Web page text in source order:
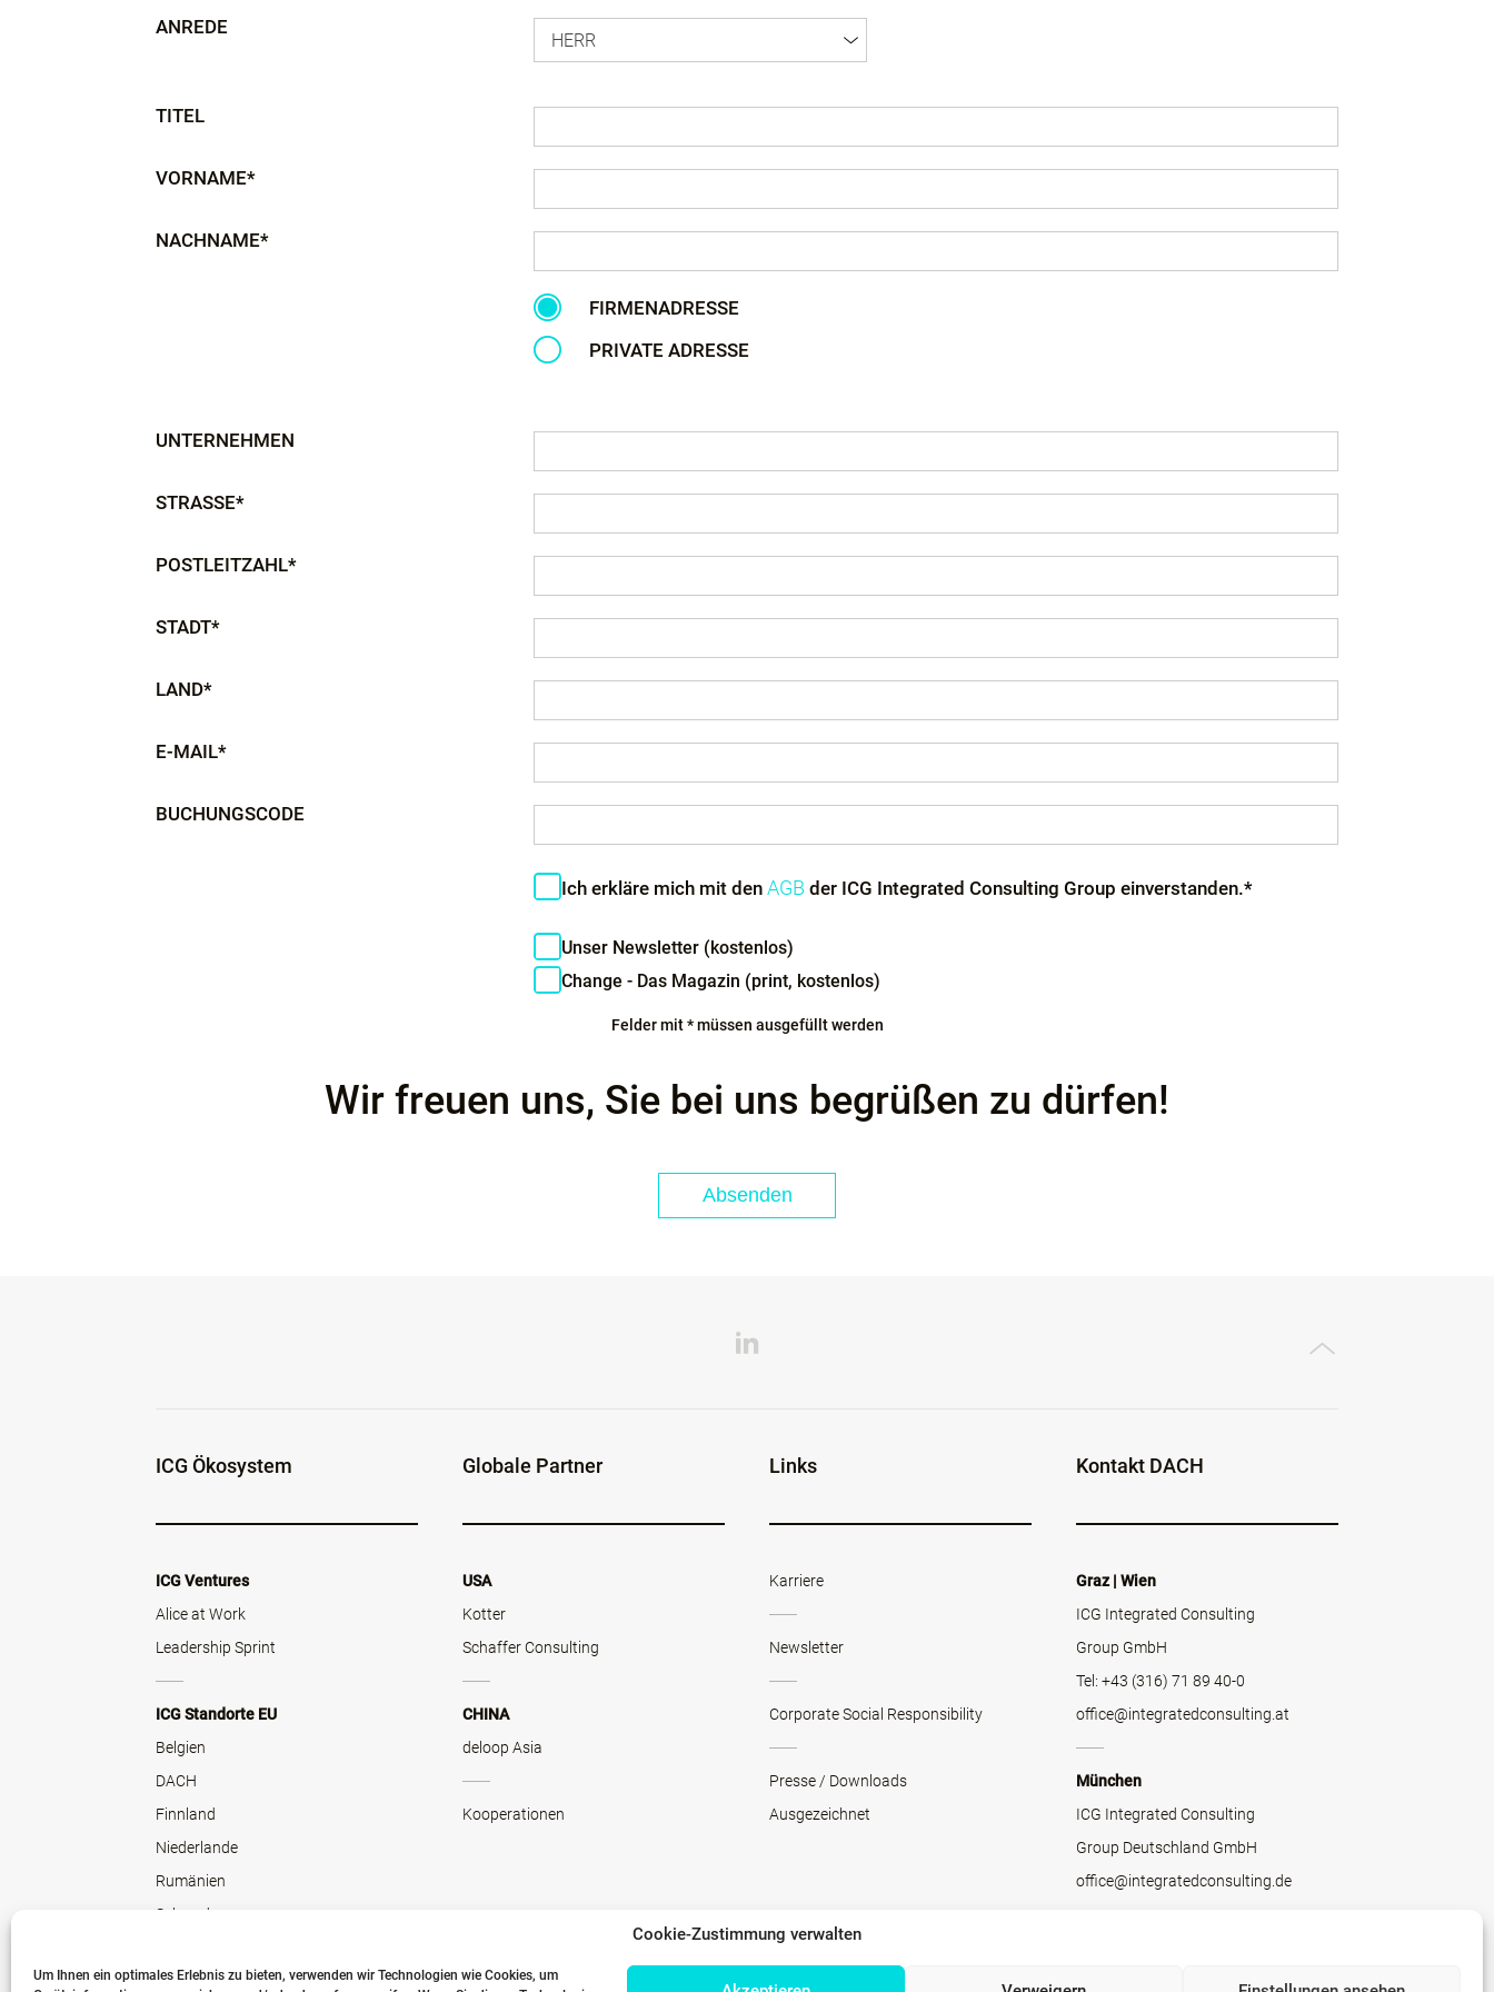
Cookie-Zustimmung verwalten
Um Ihnen ein optimales Erlebnis zu bieten, verwenden wir Technologien wie Cookies, um
ANREDE
HERR
TITEL
VORNAME*
NACHNAME*
FIRMENADRESSE
PRIVATE ADRESSE
UNTERNEHMEN
STRASSE*
POSTLEITZAHL*
STADT*
LAND*
E-MAIL*
BUCHUNGSCODE
Ich erkläre mich mit denAGB der ICG Integrated Consulting Group einverstanden.*
Unser Newsletter (kostenlos)
Change - Das Magazin (print, kostenlos)
Felder mit * müssen ausgefüllt werden
Wir freuen uns, Sie bei uns begrüßen zu dürfen!
ICG Ökosystem
ICG Ventures
Alice at Work
Leadership Sprint
ICG Standorte EU
Belgien
DACH
Finnland
Niederlande
Rumänien
Schweden
Tschechien
Globale Partner
USA
Kotter
Schaffer Consulting
CHINA
deloop Asia
Kooperationen
Links
Karriere
Newsletter
Corporate Social Responsibility
Presse / Downloads
Ausgezeichnet
Kontakt DACH
Graz | Wien
ICG Integrated Consulting
Group GmbH
Tel: +43 (316) 71 89 40-0
office@integratedconsulting.at
München
ICG Integrated Consulting
Group Deutschland GmbH
office@integratedconsulting.de